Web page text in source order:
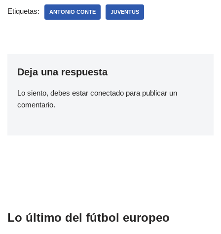
Etiquetas: ANTONIO CONTE JUVENTUS
Deja una respuesta
Lo siento, debes estar conectado para publicar un
comentario.
Lo último del fútbol europeo